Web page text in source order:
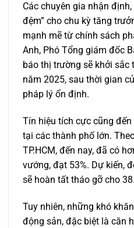
Các chuyên gia nhận
đệm” cho chu kỳ tăng
mạnh mẽ từ chính sách
Anh, Phó Tổng giám đốc
báo thị trường sẽ khởi sắc
năm 2025, sau thời gian
pháp lý ổn định.
Tín hiệu tích cực cũng
tại các thành phố lớn.
TP.HCM, đến nay, đã có
vướng, đạt 53%. Dự kiến,
sẽ hoàn tất tháo gỡ cho
Tuy nhiên, những khó
động sản, đặc biệt là căn